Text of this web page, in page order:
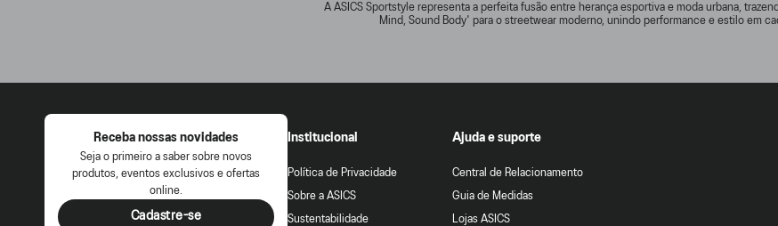
A ASICS Sportstyle representa a perfeita fusão entre herança esportiva e moda urbana,
Mind, Sound Body' para o streetwear moderno, unindo performance e estilo em
Receba nossas novidades
Seja o primeiro a saber sobre novos
produtos, eventos exclusivos e ofertas
online.
Cadastre-se
Institucional
Política de Privacidade
Sobre a ASICS
Sustentabilidade
Ajuda e suporte
Central de Relacionamento
Guia de Medidas
Lojas ASICS